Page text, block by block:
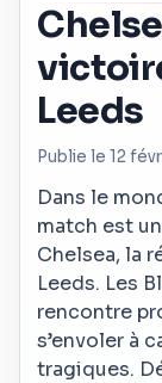
Leeds
Publie le 12
Dans le
match est
Chelsea, la
Leeds. Les
rencontre
s’envoler à
tragiques.